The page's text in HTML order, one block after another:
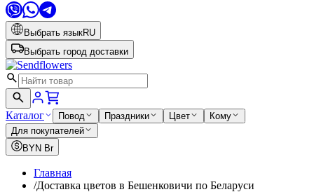
Выбрать языкRU
Выбрать город доставки
Каталог Повод Праздники Цвет
Кому
Для покупателей
BYN Br
Главная
/Доставка цветов в Бешенковичи по Беларуси